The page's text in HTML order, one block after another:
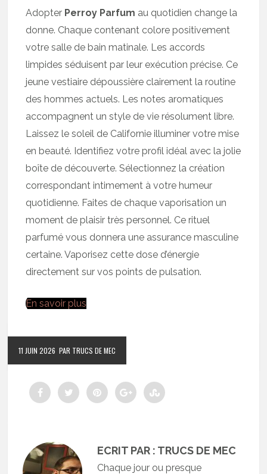
Adopter Perroy Parfum au quotidien change la
donne. Chaque contenant colore positivement
votre salle de bain matinale. Les accords
limpides séduisent par leur exécution précise. Ce
jeune vestiaire dépoussière clairement la routine
des hommes actuels. Les notes aromatiques
accompagnent un style de vie résolument libre.
Laissez le soleil de Californie illuminer votre mise
en beauté. Identifiez votre profil idéal avec la jolie
boîte de découverte. Sélectionnez la création
correspondant intimement à votre humeur
quotidienne. Faites de chaque vaporisation un
moment de plaisir très personnel. Ce rituel
parfumé vous donnera une assurance masculine
certaine. Vaporisez cette dose d’énergie
directement sur vos points de pulsation.
En savoir plus
11 JUIN 2026 PAR TRUCS DE MEC
ECRIT PAR : TRUCS DE MEC
Chaque jour ou presque